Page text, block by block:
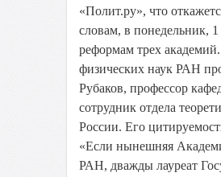
«Полит.ру», что
словам, в понедельник,
реформам трех
физических наук РАН
Рубаков, профессор
сотрудник отдела
России. Его
«Если нынешняя
РАН, дважды лауреат